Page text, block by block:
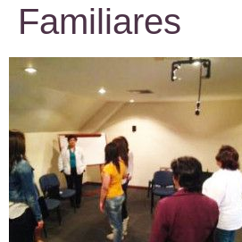
Familiares